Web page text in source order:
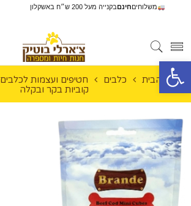
פתח סרגל נגישות
משלוחיםחינםבקנייה מעל 200 ש״ח באשקלון
עמוד הבית כלבים חטיפים ועצמות לכלבים
קוביות בקר ובקלה